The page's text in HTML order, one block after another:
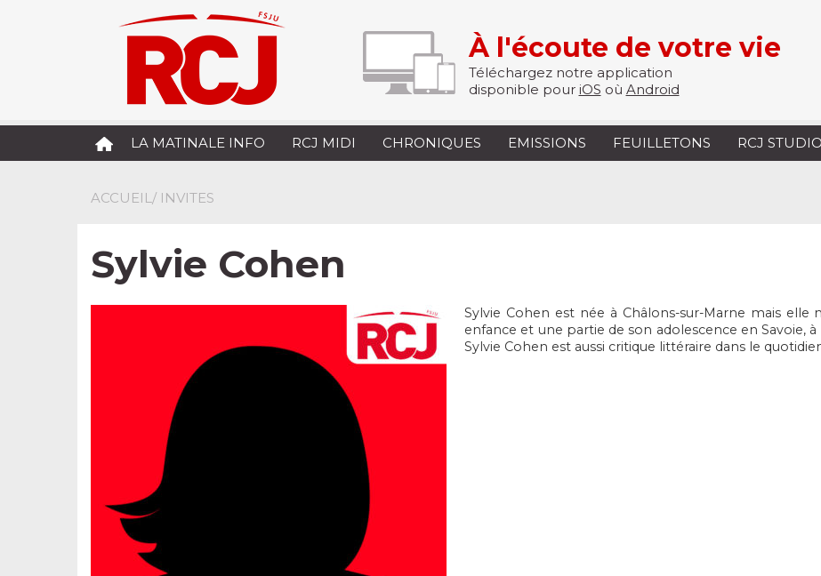
À l'écoute de votre vie
Téléchargez notre application
disponible pour iOS où Android
LA MATINALE INFO RCJ MIDI CHRONIQUES EMISSIONS FEUILLETONS RCJ STUDIO
ACCUEIL/ INVITES
Sylvie Cohen
Sylvie Cohen est née à Châlons-sur-Marne mais elle
enfance et une partie de son adolescence en Savoie,
Sylvie Cohen est aussi critique littéraire dans le